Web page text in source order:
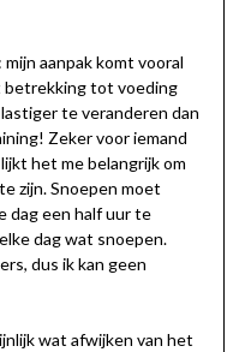
aanpak komt vooral
betrekking tot voeding
te veranderen dan
Zeker voor iemand
het me belangrijk om
zijn. Snoepen moet
dag een half uur te
dag wat snoepen.
dus ik kan geen
wat afwijken van het